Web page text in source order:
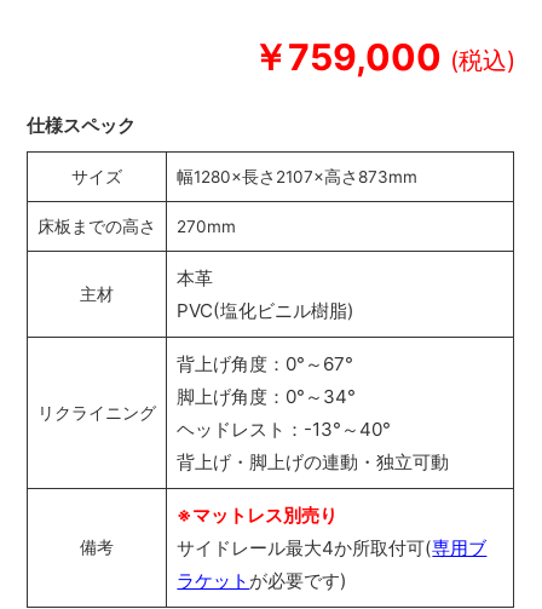
￥759,000
仕様スペック
サイズ 幅1280×長さ2107×高さ873mm
床板までの高さ 270mm
主材
本革
PVC(塩化ビニル樹脂)
リクライニング
背上げ角度：0°～67°
脚上げ角度：0°～34°
ヘッドレスト：-13°～40°
背上げ・脚上げの連動・独立可動
備考
※マットレス別売り
サイドレール最大4か所取付可(専用ブ
ラケット が必要です)